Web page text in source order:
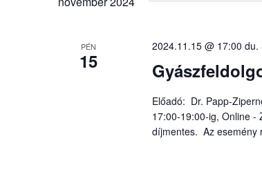
PÉN
15
2024.11.15 @ 17:00 du.
Előadó: Dr. Papp-
17:00-19:00-ig, Online
díjmentes. Az